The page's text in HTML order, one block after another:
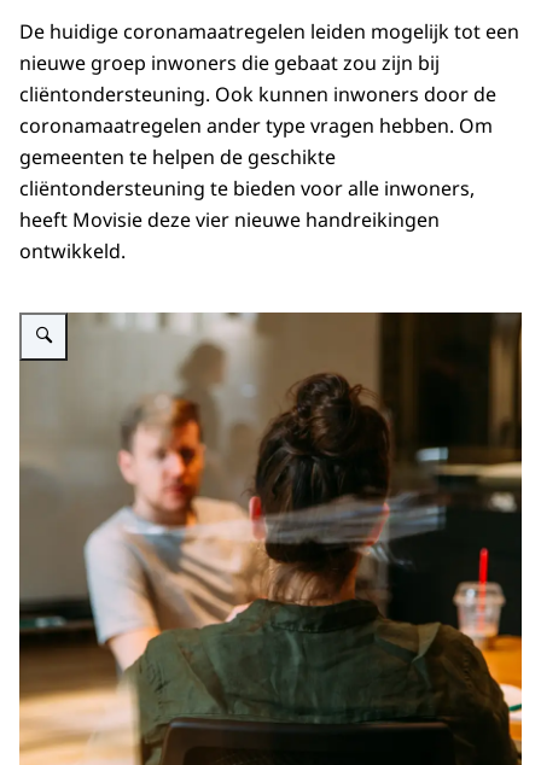
De huidige coronamaatregelen leiden mogelijk tot een
nieuwe groep inwoners die gebaat zou zijn bij
cliëntondersteuning. Ook kunnen inwoners door de
coronamaatregelen ander type vragen hebben. Om
gemeenten te helpen de geschikte
cliëntondersteuning te bieden voor alle inwoners,
heeft Movisie deze vier nieuwe handreikingen
ontwikkeld.
Vergroot afbeelding We zien een persoon met opgestoken haar van